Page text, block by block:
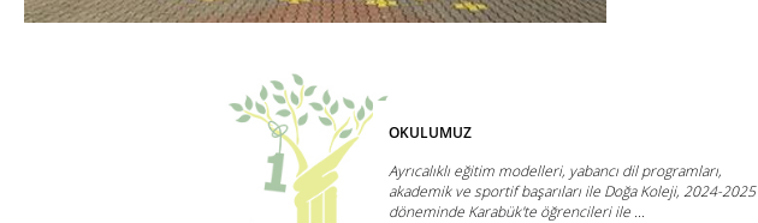
OKULUMUZ
Ayrıcalıklı eğitim modelleri, yabancı dil programları,
akademik ve sportif başarıları ile Doğa Koleji, 2024-2025
döneminde Karabük'te öğrencileri ile ...